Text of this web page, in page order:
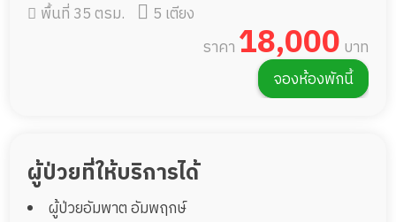
พื้นที่ 35 ตรม.
5 เตียง
ราคา 18,000 บาท
จองห้องพักนี้
ผู้ป่วยที่ให้บริการได้
ผู้ป่วยอัมพาต อัมพฤกษ์